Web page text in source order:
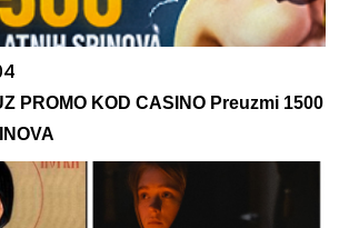
PROMO KOD CASINO Preuzmi 1500